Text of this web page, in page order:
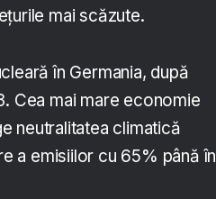
mai scăzute.
în Germania, după
Cea mai mare economie
neutralitatea climatică
a emisiilor cu 65% până în